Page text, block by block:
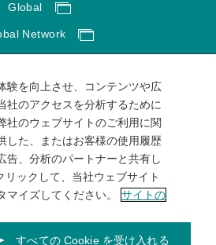
Global
Network
ルメディアポリシー
人情報保護方針
サイトマップ
験を向上させ、コンテンツや広
社のアクセスを分析するために
社のウェブサイトのご利用に関
した、またはお客様の使用履歴
告、分析のパートナーと共有し
リックして、当社ウェブサイト
マイズしてください。
サイトの
すべての Cookie を受け入れる